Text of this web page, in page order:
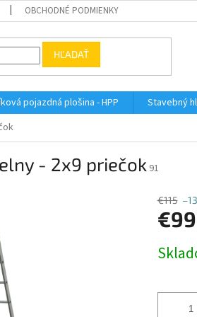
OBCHODNÉ PODMIENKY
HĽADAŤ
pojazdná plošina - HPP Stavebný
- 2x9 priečok 91
€115
cena: